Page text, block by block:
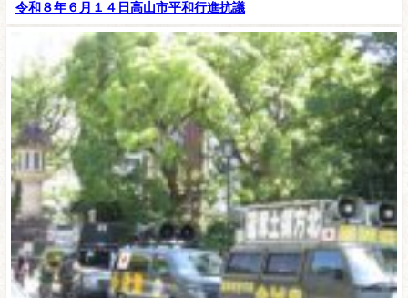
令和８年６月１４日高山市平和行進抗議